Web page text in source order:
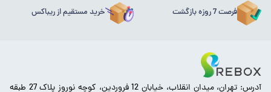
فرصت 7 روزه بازگشت خرید مستقیم از ریباکس
آدرس: تهران، میدان انقلاب، خیابان 12 فروردین، کوچه نوروز پلاک 27 طبقه